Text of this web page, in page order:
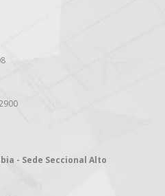
- Sede Seccional Alto